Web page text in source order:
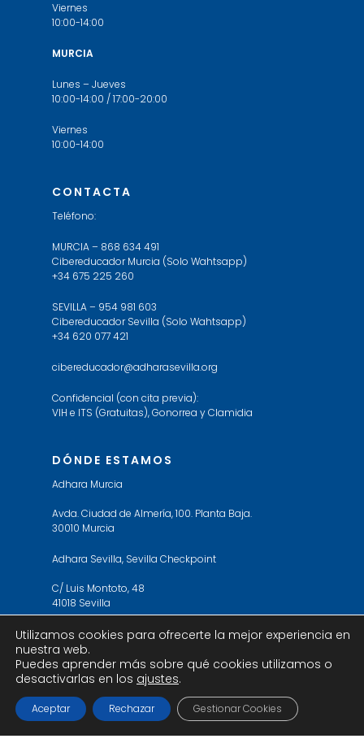
Viernes
10:00-14:00
MURCIA
Lunes – Jueves
10:00-14:00 / 17:00-20:00
Viernes
10:00-14:00
CONTACTA
Teléfono:
MURCIA – 868 634 491
Cibereducador Murcia (Solo Wahtsapp)
+34 675 225 260
SEVILLA – 954 981 603
Cibereducador Sevilla (Solo Wahtsapp)
+34 620 077 421
cibereducador@adharasevilla.org
Confidencial (con cita previa):
VIH e ITS (Gratuitas), Gonorrea y Clamidia
DÓNDE ESTAMOS
Adhara Murcia
Avda. Ciudad de Almería, 100. Planta Baja.
30010 Murcia
Adhara Sevilla, Sevilla Checkpoint
C/ Luis Montoto, 48
41018 Sevilla
© 2019 Adhara Sevilla. All Rights Reserved. Web
design byericbe
twitter facebookyoutubeinstagram
tiktok
Utilizamos cookies para ofrecerte la mejor experiencia en
nuestra web.
Puedes aprender más sobre qué cookies utilizamos o
desactivarlas en los ajustes.
Aceptar Rechazar Gestionar Cookies